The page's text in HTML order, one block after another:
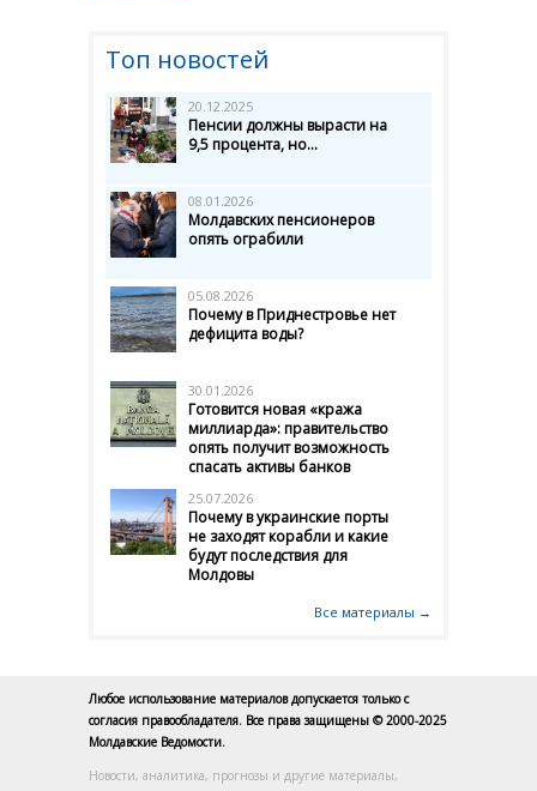
Топ новостей
20.12.2025
Пенсии должны вырасти на
9,5 процента, но...
08.01.2026
Молдавских пенсионеров
опять ограбили
05.08.2026
Почему в Приднестровье нет
дефицита воды?
30.01.2026
Готовится новая «кража
миллиарда»: правительство
опять получит возможность
спасать активы банков
25.07.2026
Почему в украинские порты
не заходят корабли и какие
будут последствия для
Молдовы
Все материалы →
Любое использование материалов допускается только с
согласия правообладателя. Все права защищены © 2000-2025
Молдавские Ведомости.
Новости, аналитика, прогнозы и другие материалы,